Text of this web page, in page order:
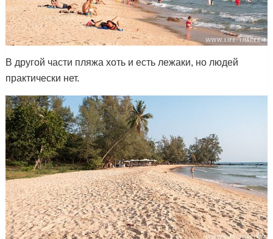
В другой части пляжа хоть и есть лежаки, но людей
практически нет.